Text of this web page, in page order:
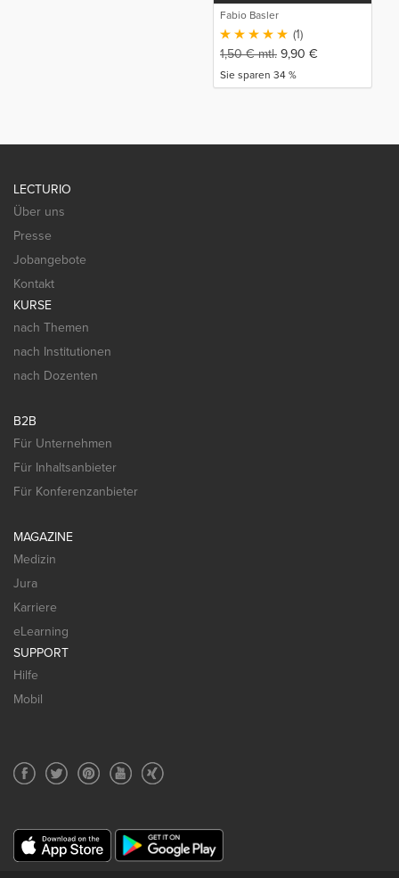
Power BI
Fabio Basler
(1)
1,50€mtl. 9,90 €
Sie sparen 34 %
LECTURIO
Über uns
Presse
Jobangebote
Kontakt
KURSE
nach Themen
nach Institutionen
nach Dozenten
B2B
Für Unternehmen
Für Inhaltsanbieter
Für Konferenzanbieter
MAGAZINE
Medizin
Jura
Karriere
eLearning
SUPPORT
Hilfe
Mobil